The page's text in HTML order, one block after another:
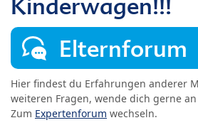
Kinderwagen!!!
Elternforum
Hier findest du Erfahrungen anderer
weiteren Fragen, wende dich gerne
Zum Expertenforum wechseln.